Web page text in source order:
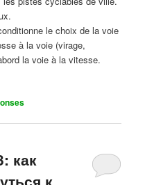
le choix de la voie
à la voie (virage,
la voie à la vitesse.
как